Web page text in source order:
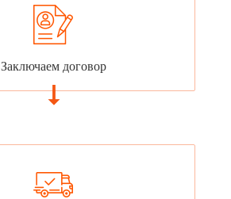
Заключаем договор